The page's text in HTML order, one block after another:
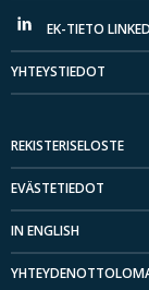
EK-TIETO
YHTEYSTIEDOT
REKISTERISELOSTE
EVÄSTETIEDOT
IN ENGLISH